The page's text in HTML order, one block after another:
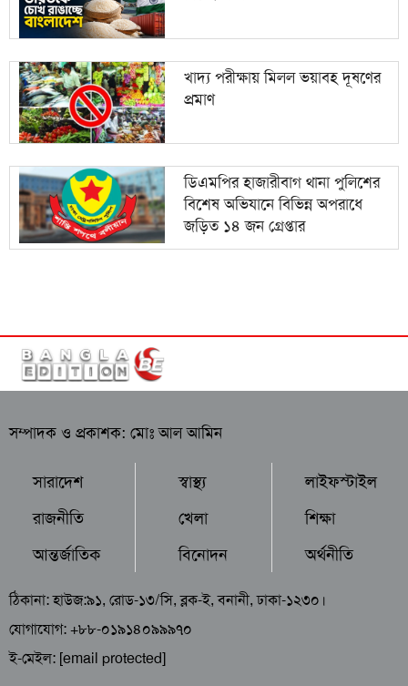
খাদ্য পরীক্ষায় মিলল ভয়াবহ দূষণের
প্রমাণ
ডিএমপির হাজারীবাগ থানা পুলিশের
বিশেষ অভিযানে বিভিন্ন অপরাধে
জড়িত ১৪ জন গ্রেপ্তার
সম্পাদক ও প্রকাশক: মোঃ আল আমিন
সারাদেশ
রাজনীতি
আন্তর্জাতিক
স্বাস্থ্য
খেলা
বিনোদন
লাইফস্টাইল
শিক্ষা
অর্থনীতি
ঠিকানা: হাউজ:৯১, রোড-১৩/সি, ব্লক-ই, বনানী, ঢাকা-১২৩০।
যোগাযোগ: +৮৮-০১৯১৪০৯৯৯৭০
ই-মেইল: [email protected]